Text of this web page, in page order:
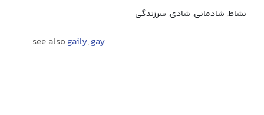
نشاط, شادمانی, شادی, سرزندگی
see also gaily,gay